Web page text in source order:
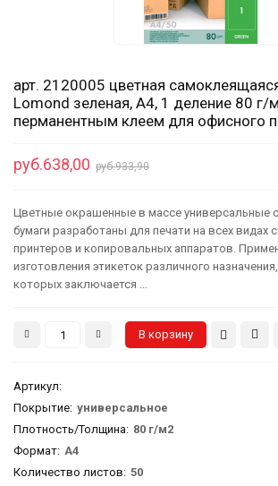
арт. 2120005 цветная
Lomond зеленая, А4, 1 деление 80 г/
перманентным клеем для офисного
руб.638,00 руб.933,90
Цветные окрашенные в массе универсальные
бумаги разработаны для печати на всех видах
принтеров и копировальных аппаратов.
изготовления этикеток различного
которых заключается ...
Артикул:
Покрытие: универсальное
Плотность/Толщина: 80 г/м2
Формат: А4
Количество листов: 50